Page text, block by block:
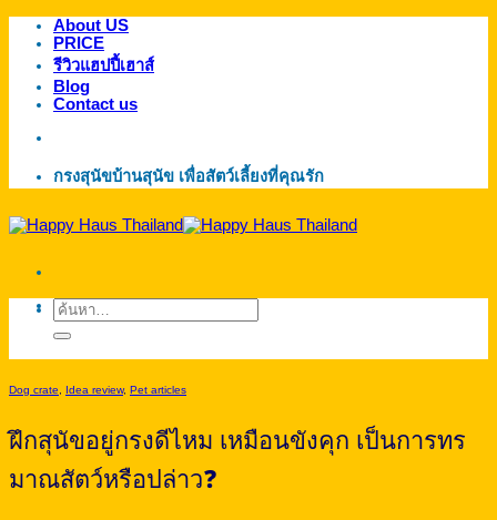
ข้าม
เนื้อหา
About US
PRICE
รีวิวแฮปปี้เฮาส์
Blog
Contact us
กรงสุนัขบ้านสุนัข เพื่อสัตว์เลี้ยงที่คุณรัก
ค้นหา:
Dog crate, Idea review, Pet articles
ฝึกสุนัขอยู่กรงดีไหม เหมือนขังคุก เป็นการทร
มาณสัตว์หรือปล่าว❓